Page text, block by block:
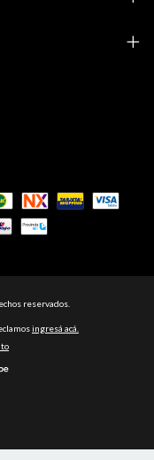
reservados.
ingresá acá.